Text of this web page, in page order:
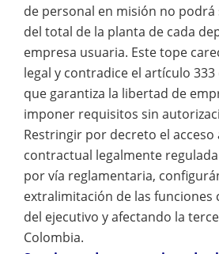
de personal en misión no podrá
del total de la planta de cada
empresa usuaria. Este tope
legal y contradice el artículo
que garantiza la libertad de
imponer requisitos sin
Restringir por decreto el acceso
contractual legalmente
por vía reglamentaria,
extralimitación de las funciones
del ejecutivo y afectando la
Colombia.